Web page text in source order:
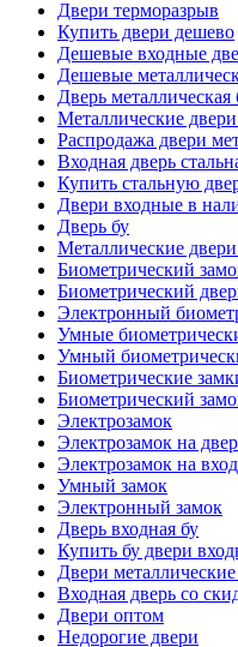
Двери терморазрыв
Купить двери дешево
Дешевые входные
Дешевые
Дверь металлическая
Металлические
Распродажа двери
Входная дверь
Купить стальную
Двери входные в
Дверь бу
Металлические
Биометрический
Биометрический
Электронный
Умные
Умный
Биометрические
Биометрический
Электрозамок
Электрозамок на
Электрозамок на
Умный замок
Электронный замок
Дверь входная бу
Купить бу двери
Двери
Входная дверь со
Двери оптом
Недорогие двери